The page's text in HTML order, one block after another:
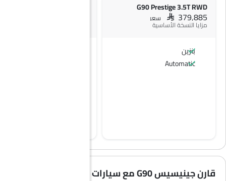
G90 Prestige 3.5T RWD
SAR 379,885 سعر
مزايا النسخة الأساسية
بنزين
Automatic
قارن جينيسيس G90 مع سيارات مشابهة